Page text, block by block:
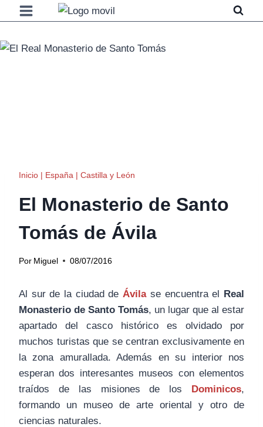
Saltar
al
contenido
Inicio | España | Castilla y León
El Monasterio de Santo
Tomás de Ávila
Por Miguel 08/07/2016
Al sur de la ciudad de Ávilase encuentra el Real
Monasterio de Santo Tomás, un lugar que al estar
apartado del casco histórico es olvidado por
muchos turistas que se centran exclusivamente en
la zona amurallada. Además en su interior nos
esperan dos interesantes museos con elementos
traídos de las misiones de los Dominicos,
formando un museo de arte oriental y otro de
ciencias naturales.